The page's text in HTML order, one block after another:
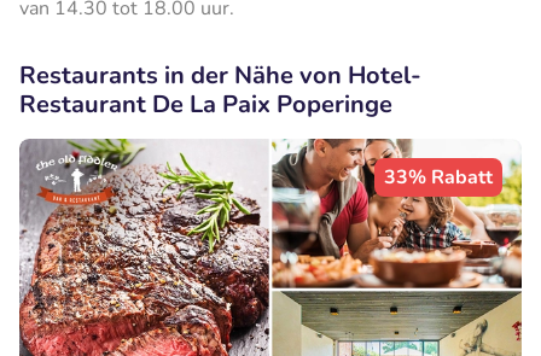
van 14.30 tot 18.00 uur.
Restaurants in der Nähe von Hotel-
Restaurant De La Paix Poperinge
33% Rabatt